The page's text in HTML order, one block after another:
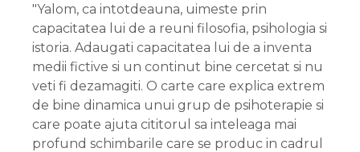
"Yalom, ca intotdeauna, uimeste prin
capacitatea lui de a reuni filosofia, psihologia si
istoria. Adaugati capacitatea lui de a inventa
medii fictive si un continut bine cercetat si nu
veti fi dezamagiti. O carte care explica extrem
de bine dinamica unui grup de psihoterapie si
care poate ajuta cititorul sa inteleaga mai
profund schimbarile care se produc in cadrul